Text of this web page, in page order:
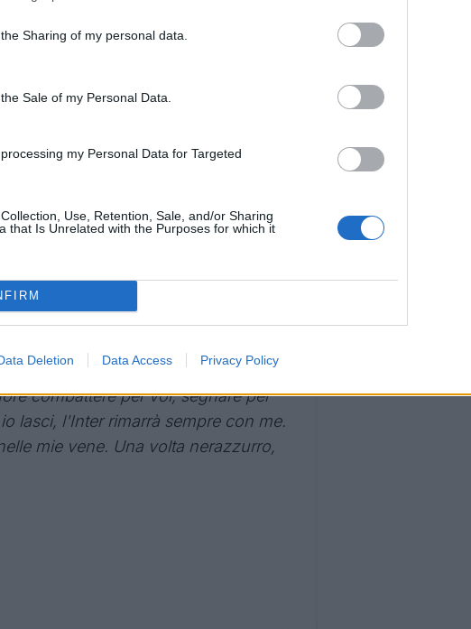
Sharing of my personal data.
Sale of my Personal Data.
my Personal Data for Targeted
Use, Retention, Sale, and/or Sharing
that Is Unrelated with the Purposes for which it
Deletion Data Access Privacy Policy
casa è arrivato alla fine. Non è
a un club che mi ha
volta sola ma due. Dal momento
ho sentito il calore, le aspettative e
Abbiamo avuto molti alti e alcuni
di condividere il campo e
i ricordi dello scudetto con me per
colori che stanno dietro le quinte, il
ha significato molto per me. Grazie
e per avermi aiutato a dare tutto
dico grazie. Siete stati al nostro
combattere per voi, segnare per
lasci, l'Inter rimarrà sempre con me.
mie vene. Una volta nerazzurro,